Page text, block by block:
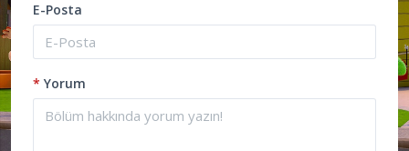
E-Posta
* Yorum